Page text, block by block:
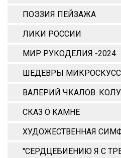
ПОЭЗИЯ ПЕЙЗАЖА
ЛИКИ РОССИИ
МИР РУКОДЕЛИЯ -2024
ШЕДЕВРЫ
ВАЛЕРИЙ ЧКАЛОВ.
СКАЗ О КАМНЕ
ХУДОЖЕСТВЕННАЯ
"СЕРДЦЕБИЕНИЮ Я С